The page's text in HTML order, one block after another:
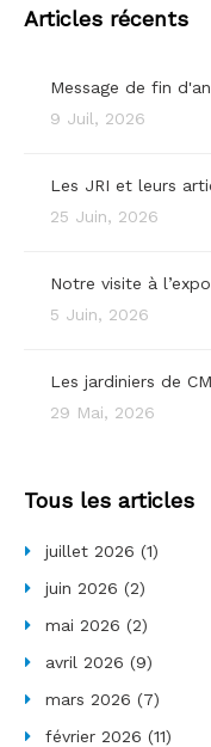
Articles récents
Message de fin
9 Juil, 2026
Les JRI et leurs
25 Juin, 2026
Notre visite à
5 Juin, 2026
Les jardiniers de
29 Mai, 2026
Tous les articles
juillet 2026 (1)
juin 2026 (2)
mai 2026 (2)
avril 2026 (9)
mars 2026 (7)
février 2026 (11)